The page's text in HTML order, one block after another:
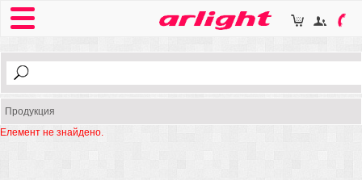
Продукция
Елемент не знайдено.